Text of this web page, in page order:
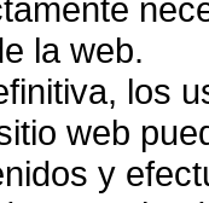
la web.
los
web
y